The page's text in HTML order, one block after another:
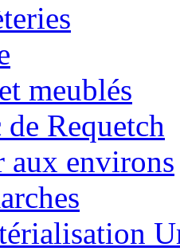
meublés
Requetch
aux environs